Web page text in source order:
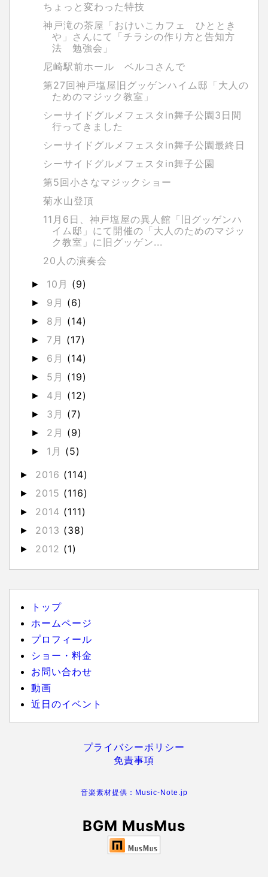
ちょっと変わった特技
神戸滝の茶屋「おけいこカフェ ひととき
や」さんにて「チラシの作り方と告知方
法 勉強会」
尼崎駅前ホール ベルコさんで
第27回神戸塩屋旧グッゲンハイム邸「大人の
ためのマジック教室」
シーサイドグルメフェスタin舞子公園3日間
行ってきました
シーサイドグルメフェスタin舞子公園最終日
シーサイドグルメフェスタin舞子公園
第5回小さなマジックショー
菊水山登頂
11月6日、神戸塩屋の異人館「旧グッゲンハ
イム邸」にて開催の「大人のためのマジッ
ク教室」に旧グッゲン...
20人の演奏会
► 10月 (9)
► 9月 (6)
► 8月 (14)
► 7月 (17)
► 6月 (14)
► 5月 (19)
► 4月 (12)
► 3月 (7)
► 2月 (9)
► 1月 (5)
► 2016 (114)
► 2015 (116)
► 2014 (111)
► 2013 (38)
► 2012 (1)
トップ
ホームページ
プロフィール
ショー・料金
お問い合わせ
動画
近日のイベント
プライバシーポリシー
免責事項
音楽素材提供：Music-Note.jp
BGM MusMus